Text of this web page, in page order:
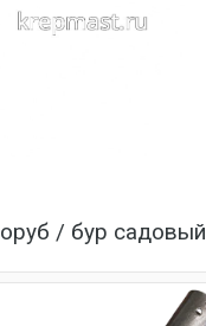
/ бур садовый